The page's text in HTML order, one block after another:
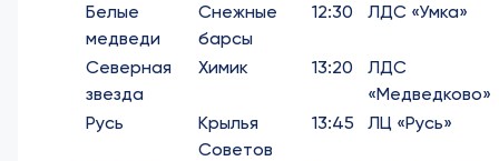
Белые
медведи
Снежные
барсы
12:30 ЛДС «Умка»
Северная
звезда
Химик 13:20
ЛДС
«Медведково»
Русь
Крылья
Советов
13:45 ЛЦ «Русь»